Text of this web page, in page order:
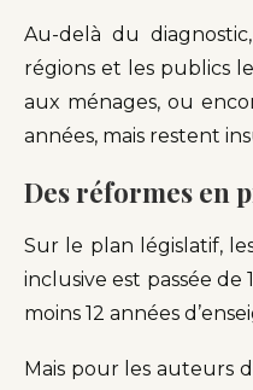
Au-delà du
régions et les publics
aux ménages, ou
années, mais restent
Des réformes en
Sur le plan législatif,
inclusive est passée de
moins 12 années
Mais pour les auteurs